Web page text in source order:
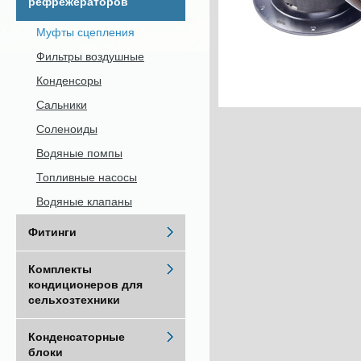
Муфты сцепления
Фильтры воздушные
Конденсоры
Сальники
Соленоиды
Водяные помпы
Топливные насосы
Водяные клапаны
Фитинги
Комплекты
кондиционеров для
сельхозтехники
Конденсаторные
блоки